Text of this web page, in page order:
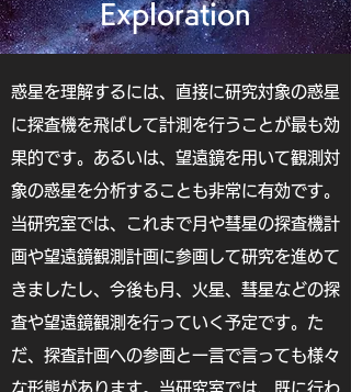
Exploration
惑星を理解するには、直接に研究対象の惑星
に探査機を飛ばして計測を行うことが最も効
果的です。あるいは、望遠鏡を用いて観測対
象の惑星を分析することも非常に有効です。
当研究室では、これまで月や彗星の探査機計
画や望遠鏡観測計画に参画して研究を進めて
きましたし、今後も月、火星、彗星などの探
査や望遠鏡観測を行っていく予定です。た
だ、探査計画への参画と一言で言っても様々
な形態があります。当研究室では、既に行わ